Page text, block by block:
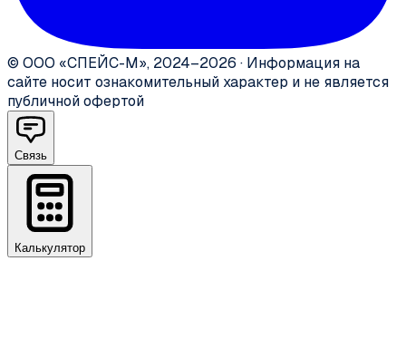
© ООО «СПЕЙС-М», 2024–2026 · Информация на
сайте носит ознакомительный характер и не является
публичной офертой
Связь
Калькулятор